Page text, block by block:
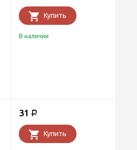
Купить
В наличии
31 Р
Купить